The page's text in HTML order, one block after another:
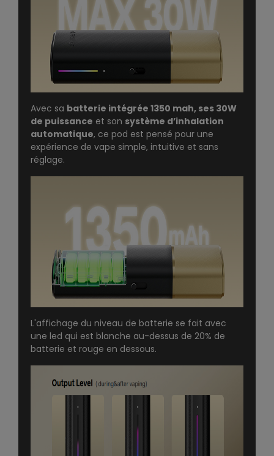
Avec sa batterie intégrée 1350 mah, ses 30W
de puissance et son système d’inhalation
automatique, ce pod est pensé pour une
expérience de vape simple, intuitive et sans
réglage.
L'affichage du niveau de batterie se fait avec
une led qui est blanche au-dessus de 20% de
batterie et rouge en dessous.